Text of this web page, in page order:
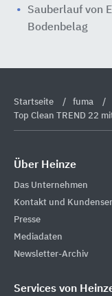
Sauberlauf von
Bodenbelag
Startseite
fuma
Top Clean TREND 22
Über Heinze
Das Unternehmen
Kontakt und
Presse
Mediadaten
Newsletter-Archiv
Services von